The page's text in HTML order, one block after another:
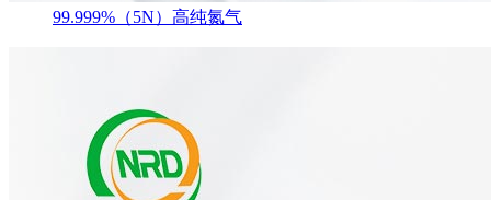
99.999%（5N）高纯氮气